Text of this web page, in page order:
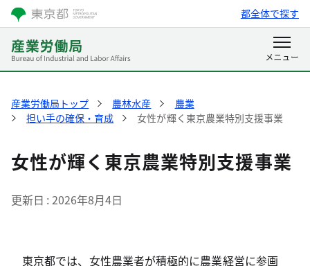
都全体で探す
産業労働局トップ 農林水産
農業
担い手の確保・育成
女性が輝く東京農業特別支援事業
女性が輝く東京農業特別支援事業
更新日 2026年8月4日
東京都では、女性農業者が積極的に農業経営に参画